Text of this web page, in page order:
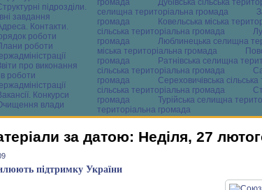
підрозділи.
завдання
Контакти.
роботи
роботи
про виконання
роботи
Конкурси
влади
громада
Дубівська сільська
селищна територіальна громада
громада
Ковельська міська
сільська територіальна громада
громада
Люблинецька селищна
міська територіальна громада
громада
Ратнівська селищна
сільська територіальна громада
громада
Сереховичівська
сільська територіальна громада
громада
Турійська селищна
територіальна громада
за датою: Неділя, 27
підтримку України